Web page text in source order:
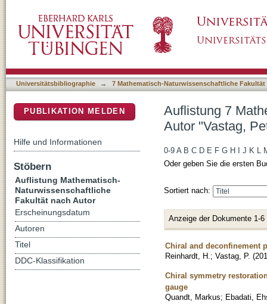
Universitätsbibliographie → 7 Mathematisch-Naturwissenschaftliche Fakultät
Auflistung 7
Autor "Vastag,
0-9 A B C D E F G H J K L
Oder geben Sie die ersten
Sortiert nach:
Anzeige der Dokumente 1-6
Chiral and deconfinement
Reinhardt, H. ; Vastag, P. (
Chiral symmetry
gauge
Quandt, Markus; Ebadati,
PUBLIKATION MELDEN
Hilfe und Informationen
Stöbern
Auflistung Mathematisch-
Naturwissenschaftliche
Fakultät nach Autor
Erscheinungsdatum
Autoren
Titel
DDC-Klassifikation